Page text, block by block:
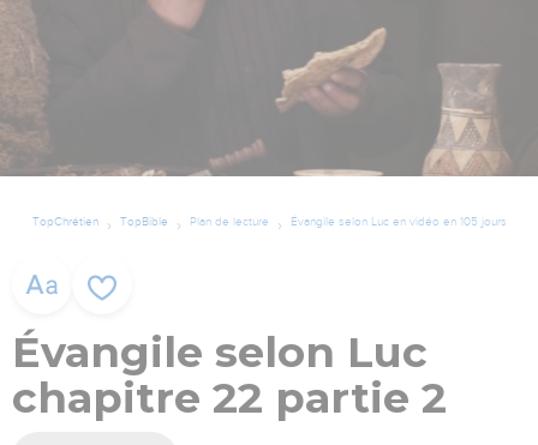
TopChrétien TopBible Plan de lecture Évangile selon Luc en vidéo en 105 jours
Évangile selon Luc
chapitre 22 partie 2